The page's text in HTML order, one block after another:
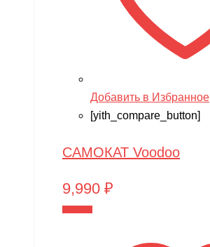
Добавить в Избранное
[yith_compare_button]
САМОКАТ Voodoo
9,990 ₽